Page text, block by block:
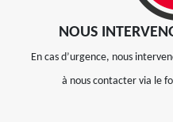
NOUS
En cas d’urgence, nous
à nous contacter via le